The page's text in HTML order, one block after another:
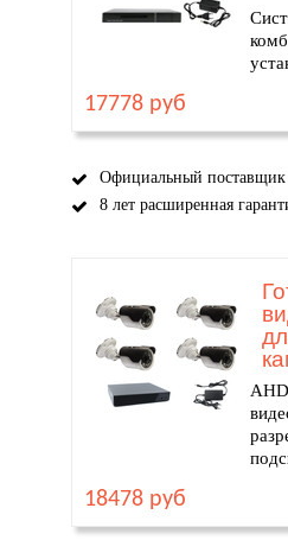
17778 руб
Официальный поставщик
8 лет расширенная
18478 руб